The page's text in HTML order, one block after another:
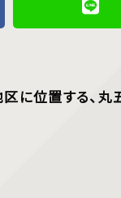
位置する、丸